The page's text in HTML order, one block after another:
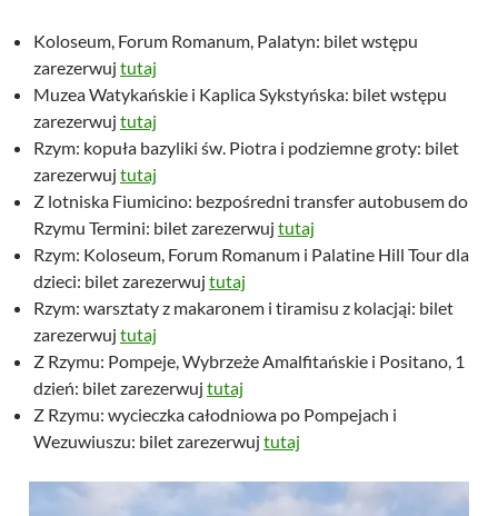
Koloseum, Forum Romanum, Palatyn: bilet wstępu
zarezerwuj tutaj
Muzea Watykańskie i Kaplica Sykstyńska: bilet wstępu
zarezerwuj tutaj
Rzym: kopuła bazyliki św. Piotra i podziemne groty: bilet
zarezerwuj tutaj
Z lotniska Fiumicino: bezpośredni transfer autobusem do
Rzymu Termini: bilet zarezerwuj tutaj
Rzym: Koloseum, Forum Romanum i Palatine Hill Tour dla
dzieci: bilet zarezerwuj tutaj
Rzym: warsztaty z makaronem i tiramisu z kolacjąi: bilet
zarezerwuj tutaj
Z Rzymu: Pompeje, Wybrzeże Amalfitańskie i Positano, 1
dzień: bilet zarezerwuj tutaj
Z Rzymu: wycieczka całodniowa po Pompejach i
Wezuwiuszu: bilet zarezerwuj tutaj